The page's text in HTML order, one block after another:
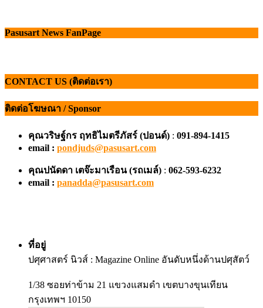
Pasusart News FanPage
CONTACT US (ติดต่อเรา)
ติดต่อโฆษณา / Sponsor
คุณวริษฐ์กร ฤทธิไมตรีภัสร์ (ปอนด์) : 091-894-1415
email : pondjuds@pasusart.com
คุณปนัดดา เตจ๊ะมาเรือน (รถเมล์) : 062-593-6232
email : panadda@pasusart.com
ที่อยู่
ปศุศาสตร์ นิวส์ : Magazine Online อันดับหนึ่งด้านปศุสัตว์
1/38 ซอยท่าข้าม 21 แขวงแสมดำ เขตบางขุนเทียน
กรุงเทพฯ 10150